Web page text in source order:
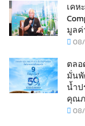
เคห
มูลค่
ตลอ
มั่นพั
น้ำป
คุณ